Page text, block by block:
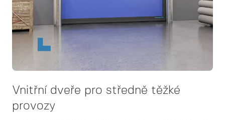
Vnitřní dveře pro středně těžké
provozy